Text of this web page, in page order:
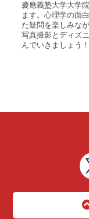
慶應義塾大学大学
ます。心理学の面
た疑問を楽しみな
写真撮影とディズ
んでいきましょう！